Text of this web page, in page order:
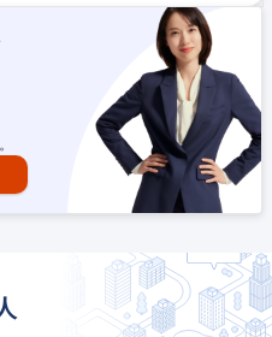
担当職種例◇ 一般事務、人事事
融事務、英文事務、受付、データ
ント、採用アシスタント、アシス
験から
み♪無期雇用派遣